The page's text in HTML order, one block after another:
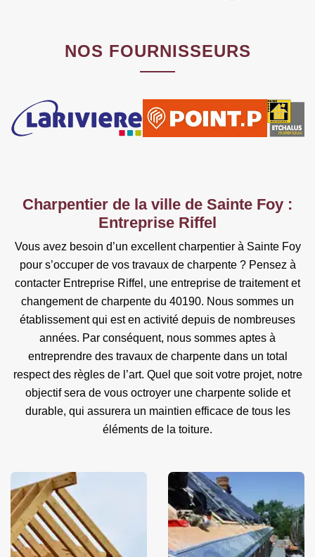
NOS FOURNISSEURS
Charpentier de la ville de Sainte Foy :
Entreprise Riffel
Vous avez besoin d’un excellent charpentier à Sainte Foy
pour s’occuper de vos travaux de charpente ? Pensez à
contacter Entreprise Riffel, une entreprise de traitement et
changement de charpente du 40190. Nous sommes un
établissement qui est en activité depuis de nombreuses
années. Par conséquent, nous sommes aptes à
entreprendre des travaux de charpente dans un total
respect des règles de l’art. Quel que soit votre projet, notre
objectif sera de vous octroyer une charpente solide et
durable, qui assurera un maintien efficace de tous les
éléments de la toiture.